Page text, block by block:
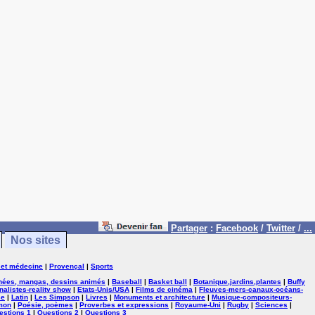
Partager : Facebook / Twitter / ...
Nos sites
médecine | Provençal | Sports
mangas, dessins animés | Baseball | Basket ball | Botanique,jardins,plantes | Buffy
reality show | Etats-Unis/USA | Films de cinéma | Fleuves-mers-canaux-océans-
| Latin | Les Simpson | Livres | Monuments et architecture | Musique-compositeurs-
| Poésie, poèmes | Proverbes et expressions | Royaume-Uni | Rugby | Sciences |
1 | Questions 2 | Questions 3